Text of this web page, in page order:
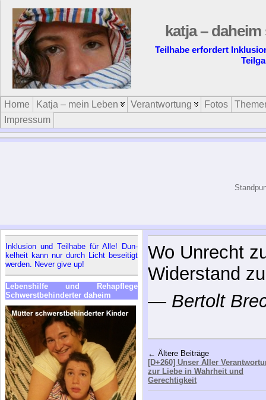
katja –
Teilhabe erfordert
Home Katja – mein Leben Verantwortung Fotos
Impressum
In­klu­si­on und Teil­ha­be für Al­le! Dun­
kel­heit kann nur durch Licht be­sei­tigt
wer­den. Ne­ver gi­ve up!
Le­bens­hil­fe und Re­h­a­pfle­ge
Schwerst­be­hin­der­ter da­heim
Courage ist
besser.
— Achim